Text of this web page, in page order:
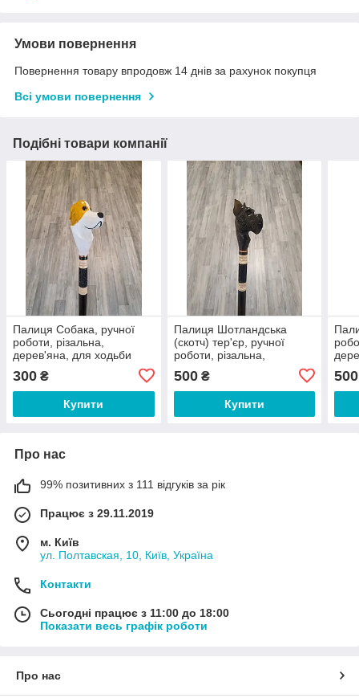
Умови повернення
Повернення товару впродовж 14 днів за рахунок покупця
Всі умови повернення
Подібні товари компанії
Палиця Собака, ручної
роботи, різальна,
дерев'яна, для ходьби
300 ₴
Купити
Палиця Шотландська
(скотч) тер'єр, ручної
роботи, різальна,
500₴
Купити
500
Про нас
99% позитивних з 111 відгуків за рік
Працює з 29.11.2019
м. Київ
ул. Полтавская, 10, Київ, Україна
Контакти
Сьогодні працює з 11:00 до 18:00
Показати весь графік роботи
Про нас